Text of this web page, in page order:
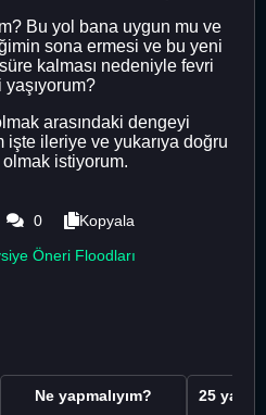
Bu yol bana uygun mu ve
sona ermesi ve bu yeni
kalması nedeniyle fevri
arasındaki dengeyi
işte ileriye ve yukarıya doğru
istiyorum.
0
Kopyala
Öneri Floodları
Ne yapmalıyım?